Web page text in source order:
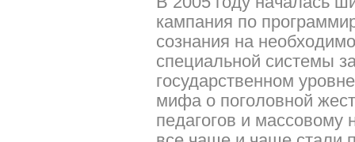
кампания по
сознания на
специальной системы
государственном
мифа о поголовной
педагогов и